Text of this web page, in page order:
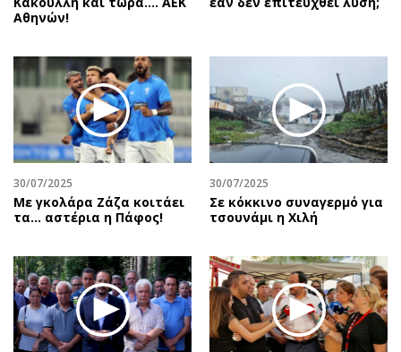
Αθηνών!
30/07/2025
Με γκολάρα Ζάζα κοιτάει
τα... αστέρια η Πάφος!
30/07/2025
Σε κόκκινο συναγερμό για
τσουνάμι η Χιλή